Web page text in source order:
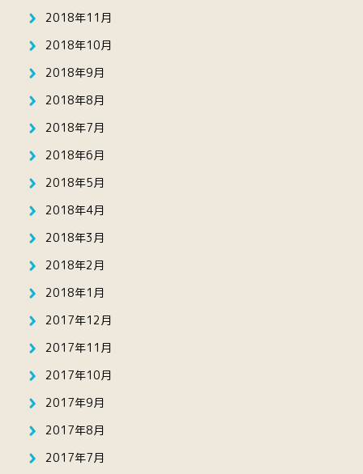
2018年11月
2018年10月
2018年9月
2018年8月
2018年7月
2018年6月
2018年5月
2018年4月
2018年3月
2018年2月
2018年1月
2017年12月
2017年11月
2017年10月
2017年9月
2017年8月
2017年7月